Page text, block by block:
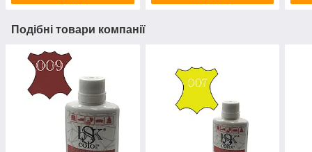
Подібні товари компанії